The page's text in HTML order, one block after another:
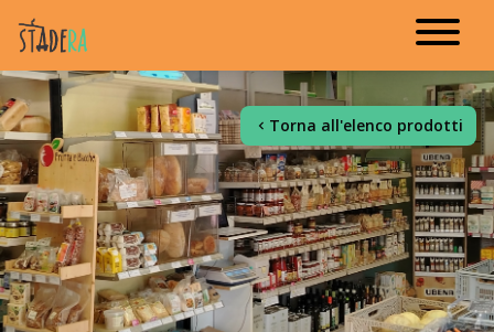
Torna all'elenco prodotti